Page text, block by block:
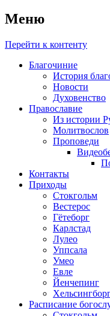
Меню
Перейти к контенту
Благочиние
История
Новости
Духовенство
Православие
Из истории
Молитвослов
Проповеди
Контакты
Приходы
Стокгольм
Вестерос
Гётеборг
Карлстад
Лулео
Уппсала
Умео
Евле
Йенчепинг
Расписание